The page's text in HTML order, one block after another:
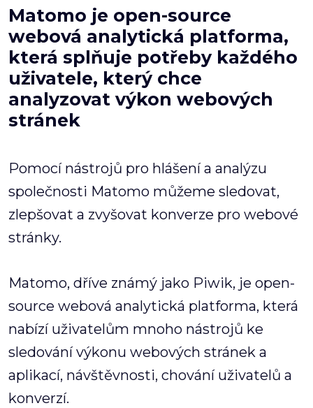
Matomo je open-source
webová analytická platforma,
která splňuje potřeby každého
uživatele, který chce
analyzovat výkon webových
stránek
Pomocí nástrojů pro hlášení a analýzu
společnosti Matomo můžeme sledovat,
zlepšovat a zvyšovat konverze pro webové
stránky.
Matomo, dříve známý jako Piwik, je open-
source webová analytická platforma, která
nabízí uživatelům mnoho nástrojů ke
sledování výkonu webových stránek a
aplikací, návštěvnosti, chování uživatelů a
konverzí.